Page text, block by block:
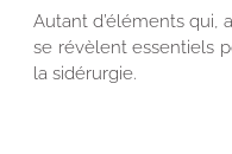
Autant d’éléments qui,
se révèlent essentiels
la sidérurgie.